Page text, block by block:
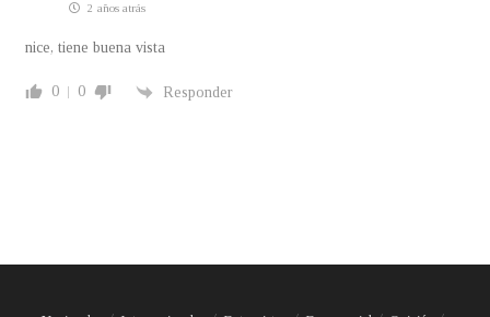
2 años atrás
nice, tiene buena vista
0 0 Responder